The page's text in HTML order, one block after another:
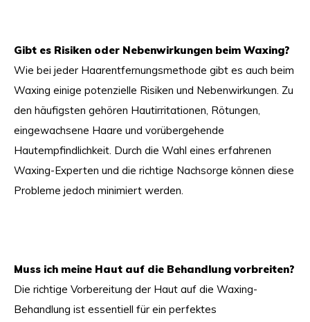
Gibt es Risiken oder Nebenwirkungen beim Waxing?
Wie bei jeder Haarentfernungsmethode gibt es auch beim
Waxing einige potenzielle Risiken und Nebenwirkungen. Zu
den häufigsten gehören Hautirritationen, Rötungen,
eingewachsene Haare und vorübergehende
Hautempfindlichkeit. Durch die Wahl eines erfahrenen
Waxing-Experten und die richtige Nachsorge können diese
Probleme jedoch minimiert werden.
Muss ich meine Haut auf die Behandlung vorbreiten?
Die richtige Vorbereitung der Haut auf die Waxing-
Behandlung ist essentiell für ein perfektes